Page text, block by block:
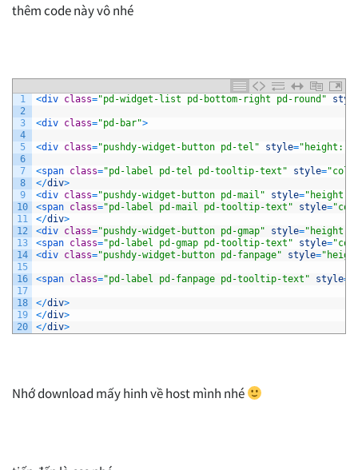
thêm code này vô nhé
1
2
3
4
5
6
7
8
9
10
11
12
13
14
15
16
17
18
19
20
<div class="pd-widget-list pd-bottom-right pd-round"
<div class="pd-bar">
<div class="pushdy-widget-button pd-tel" style="height:
<span class="pd-label pd-tel pd-tooltip-text" style=
</div>
<div class="pushdy-widget-button pd-mail" style="height:
<span class="pd-label pd-mail pd-tooltip-text" style=
</div>
<div class="pushdy-widget-button pd-gmap" style="height:
<span class="pd-label pd-gmap pd-tooltip-text" style=
<div class="pushdy-widget-button pd-fanpage" style=
<span class="pd-label pd-fanpage pd-tooltip-text" style=
</div>
</div>
</div>
Nhớ download mấy hinh về host mình nhé